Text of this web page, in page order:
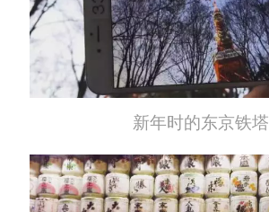
新年时的东京铁塔